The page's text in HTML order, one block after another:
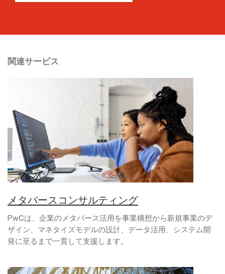
関連サービス
メタバースコンサルティング
PwCは、企業のメタバース活用を事業構想から新規事業のデ
ザイン、マネタイズモデルの設計、データ活用、システム開
発に至るまで一貫して支援します。